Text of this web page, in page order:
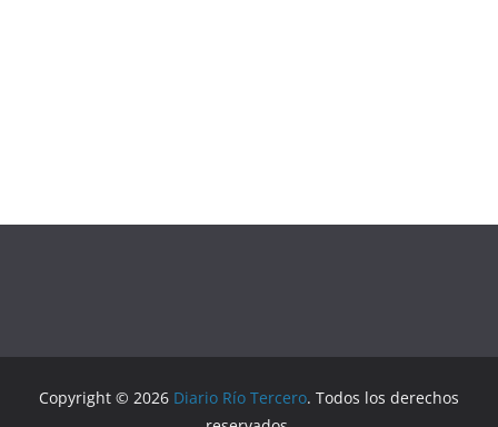
Copyright © 2026 Diario Río Tercero. Todos los derechos